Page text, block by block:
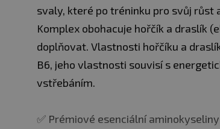
svaly, které po tréninku pro svůj růst
Komplex obohacuje hořčík a draslík
doplňovat. Vlastnosti hořčíku a
B6, jeho vlastnosti souvisí s
vstřebáním.
✅ Prémiové esenciální